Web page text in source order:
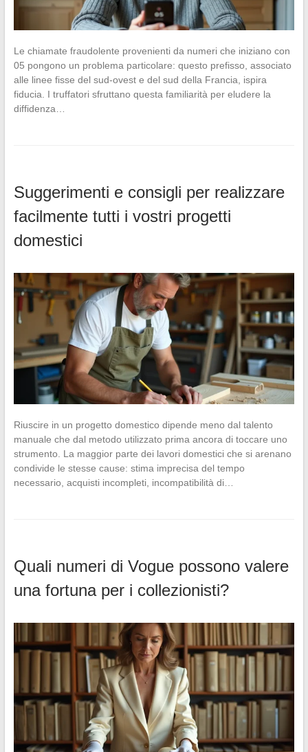
Le chiamate fraudolente provenienti da numeri che iniziano con
05 pongono un problema particolare: questo prefisso, associato
alle linee fisse del sud-ovest e del sud della Francia, ispira
fiducia. I truffatori sfruttano questa familiarità per eludere la
diffidenza…
Suggerimenti e consigli per realizzare
facilmente tutti i vostri progetti
domestici
Riuscire in un progetto domestico dipende meno dal talento
manuale che dal metodo utilizzato prima ancora di toccare uno
strumento. La maggior parte dei lavori domestici che si arenano
condivide le stesse cause: stima imprecisa del tempo
necessario, acquisti incompleti, incompatibilità di…
Quali numeri di Vogue possono valere
una fortuna per i collezionisti?